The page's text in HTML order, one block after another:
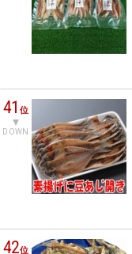
41位
DOWN
42位